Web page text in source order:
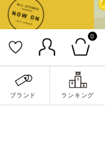
0
ブランド ランキング